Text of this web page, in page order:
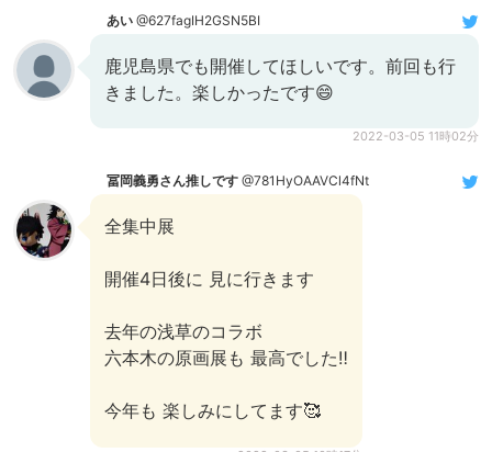
あい @627fagIH2GSN5BI
鹿児島県でも開催してほしいです。前回も行
きました。楽しかったです😄
2022-03-05 11時02分
冨岡義勇さん推しです @781HyOAAVCl4fNt
全集中展
開催4日後に 見に行きます
去年の浅草のコラボ
六本木の原画展も 最高でした‼️
今年も 楽しみにしてます🥰